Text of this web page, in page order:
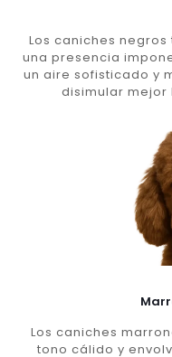
Los caniches
una presencia
un aire sofisticado y
disimular
Los caniches
tono cálido y